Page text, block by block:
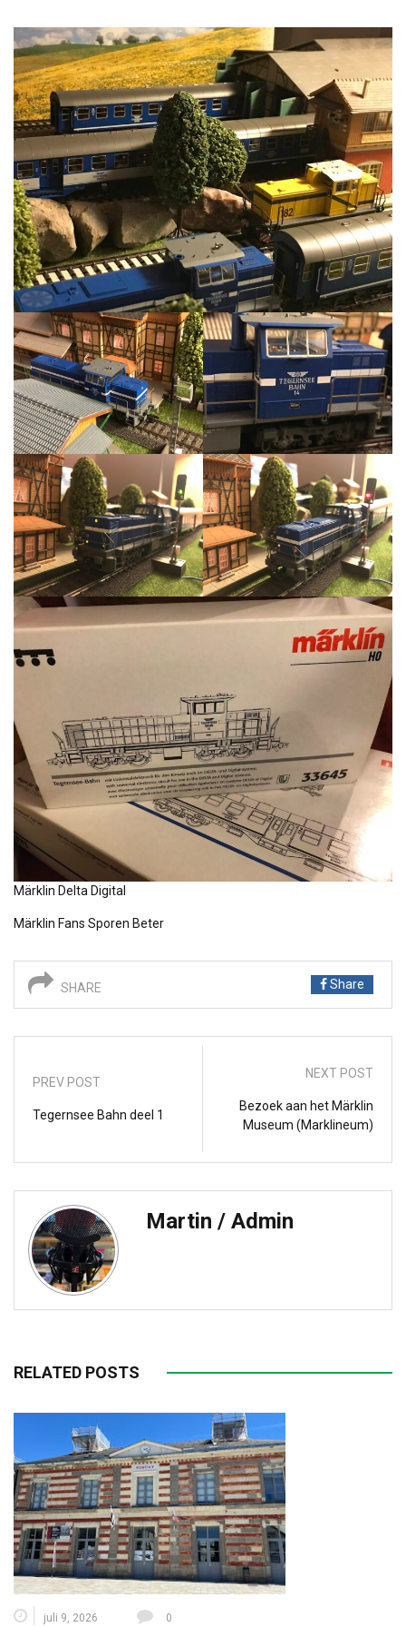
Märklin Delta Digital
Märklin Fans Sporen Beter
SHARE Share
PREV POST
Tegernsee Bahn deel 1
NEXT POST
Bezoek aan het Märklin
Museum (Marklineum)
Martin / Admin
RELATED POSTS
juli 9, 2026 0